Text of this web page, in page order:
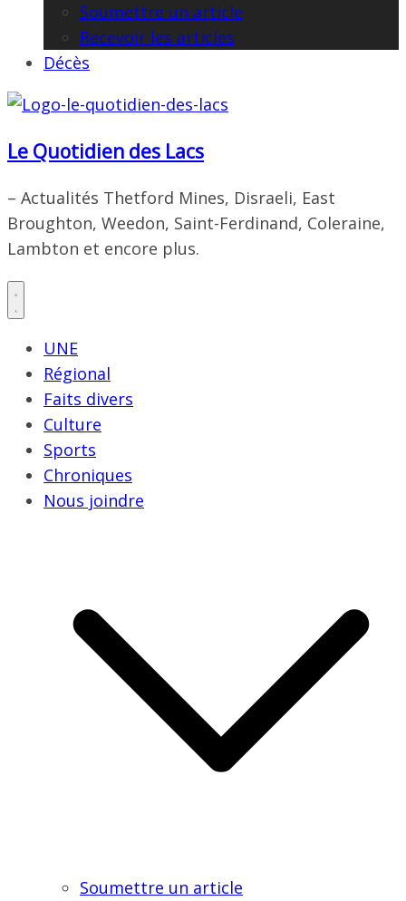
Soumettre un article
Recevoir les articles
Décès
Le Quotidien des Lacs
– Actualités Thetford Mines, Disraeli, East
Broughton, Weedon, Saint-Ferdinand, Coleraine,
Lambton et encore plus.
UNE
Régional
Faits divers
Culture
Sports
Chroniques
Nous joindre
Soumettre un article